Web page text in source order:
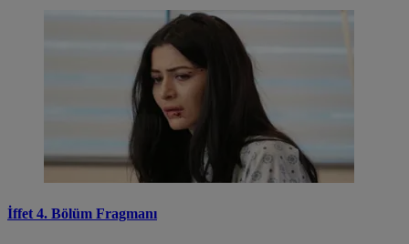
İffet 4. Bölüm Fragmanı